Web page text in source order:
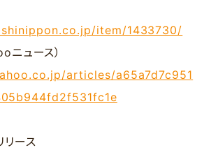
item/1433730/
ュース）
articles/a65a7d7c951
リース